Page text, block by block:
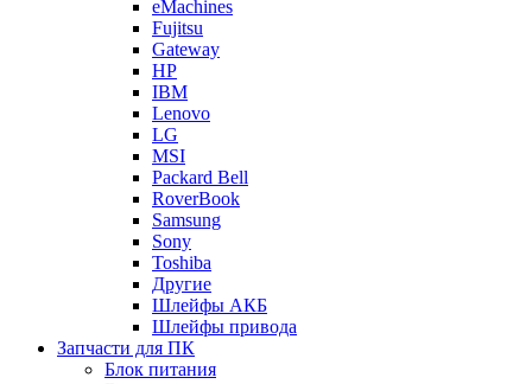
eMachines
Fujitsu
Gateway
HP
IBM
Lenovo
LG
MSI
Packard Bell
RoverBook
Samsung
Sony
Toshiba
Другие
Шлейфы АКБ
Шлейфы привода
Запчасти для ПК
Блок питания